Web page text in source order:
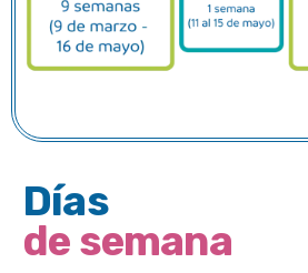
Días
de semana